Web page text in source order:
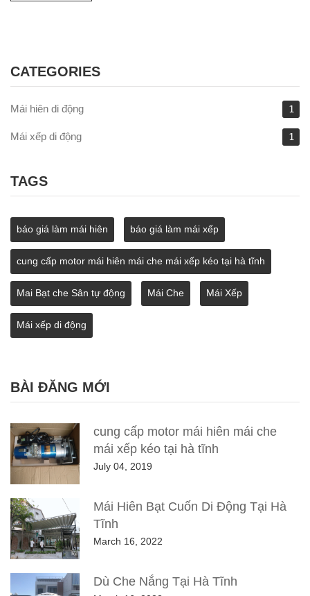
CATEGORIES
Mái hiên di động 1
Mái xếp di động 1
TAGS
báo giá làm mái hiên báo giá làm mái xếp
cung cấp motor mái hiên mái che mái xếp kéo tại hà tĩnh
Mai Bạt che Sân tự động Mái Che Mái Xếp
Mái xếp di động
BÀI ĐĂNG MỚI
cung cấp motor mái hiên mái che
mái xếp kéo tại hà tĩnh
July 04, 2019
Mái Hiên Bạt Cuốn Di Động Tại Hà
Tĩnh
March 16, 2022
Dù Che Nắng Tại Hà Tĩnh